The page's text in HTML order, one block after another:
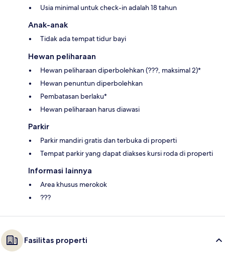
Usia minimal untuk check-in adalah 18 tahun
Anak-anak
Tidak ada tempat tidur bayi
Hewan peliharaan
Hewan peliharaan diperbolehkan (???, maksimal 2)*
Hewan penuntun diperbolehkan
Pembatasan berlaku*
Hewan peliharaan harus diawasi
Parkir
Parkir mandiri gratis dan terbuka di properti
Tempat parkir yang dapat diakses kursi roda di properti
Informasi lainnya
Area khusus merokok
???
Fasilitas properti